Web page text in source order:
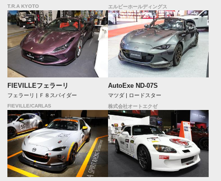
T.R.A KYOTO エルビーホールディングス
FIEVILLEフェラーリ
フェラーリ | Ｆ８スパイダー
FIEVILLE/CARLAS
AutoExe ND-07S
マツダ | ロードスター
株式会社オートエクゼ